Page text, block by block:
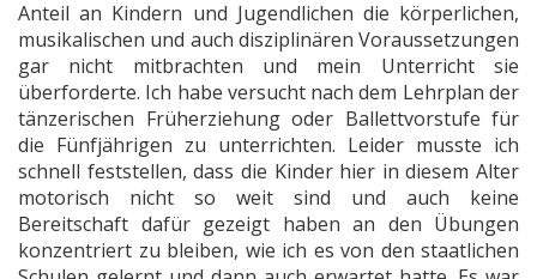
Anteil an Kindern und Jugendlichen die körperlichen,
musikalischen und auch disziplinären Voraussetzungen
gar nicht mitbrachten und mein Unterricht sie
überforderte. Ich habe versucht nach dem Lehrplan der
tänzerischen Früherziehung oder Ballettvorstufe für
die Fünfjährigen zu unterrichten. Leider musste ich
schnell feststellen, dass die Kinder hier in diesem Alter
motorisch nicht so weit sind und auch keine
Bereitschaft dafür gezeigt haben an den Übungen
konzentriert zu bleiben, wie ich es von den staatlichen